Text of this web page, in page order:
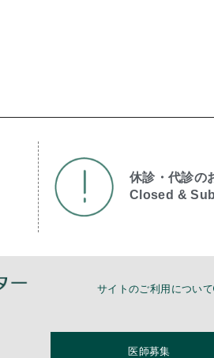
休診・代診の
Closed &
サイトのご利用について
医師募集